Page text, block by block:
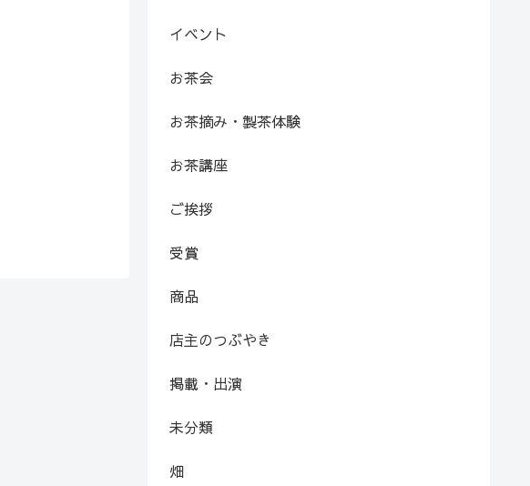
イベント
お茶会
お茶摘み・製茶体験
お茶講座
ご挨拶
受賞
商品
店主のつぶやき
掲載・出演
未分類
畑